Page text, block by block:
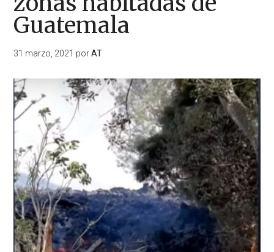
Guatemala
31 marzo, 2021 porAT